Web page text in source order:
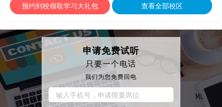
预约到校领取学习大礼包 查看全部校区
申请免费试听
只要一个电话
我们为您免费回电